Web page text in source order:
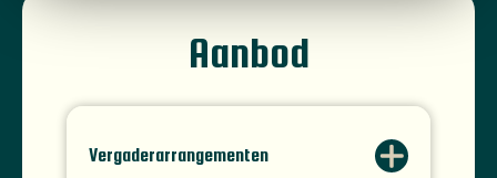
Aanbod
Vergaderarrangementen